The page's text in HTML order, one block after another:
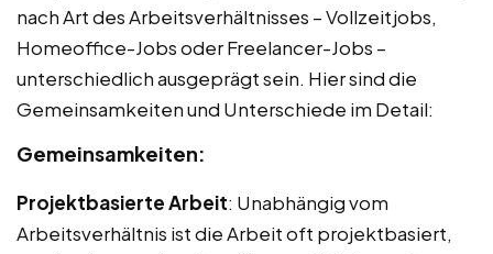
nach Art des Arbeitsverhältnisses – Vollzeitjobs,
Homeoffice-Jobs oder Freelancer-Jobs –
unterschiedlich ausgeprägt sein. Hier sind die
Gemeinsamkeiten und Unterschiede im Detail:
Gemeinsamkeiten:
Projektbasierte Arbeit: Unabhängig vom
Arbeitsverhältnis ist die Arbeit oft projektbasiert,